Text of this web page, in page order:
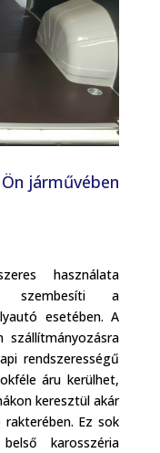
járművében
használata
szembesíti a
esetében. A
szállítmányozásra
rendszerességű
áru kerülhet,
keresztül akár
Ez sok
karosszéria